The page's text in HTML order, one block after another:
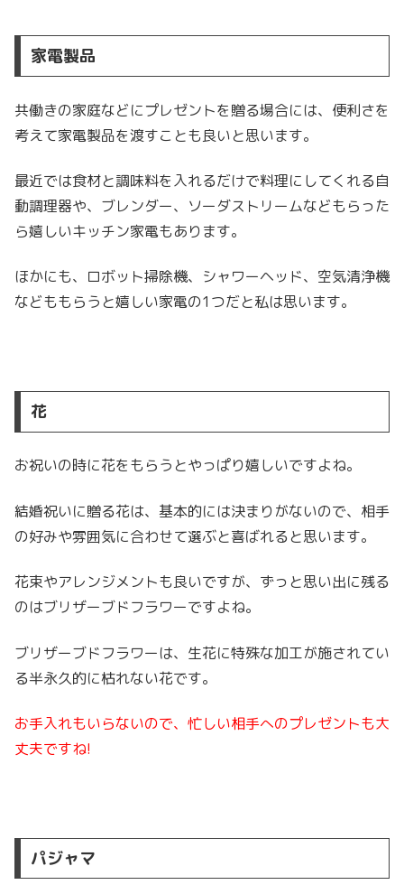
家電製品
共働きの家庭などにプレゼントを贈る場合には、便利さを
考えて家電製品を渡すことも良いと思います。
最近では食材と調味料を入れるだけで料理にしてくれる自
動調理器や、ブレンダー、ソーダストリームなどもらった
ら嬉しいキッチン家電もあります。
ほかにも、ロボット掃除機、シャワーヘッド、空気清浄機
などももらうと嬉しい家電の1つだと私は思います。
花
お祝いの時に花をもらうとやっぱり嬉しいですよね。
結婚祝いに贈る花は、基本的には決まりがないので、相手
の好みや雰囲気に合わせて選ぶと喜ばれると思います。
花束やアレンジメントも良いですが、ずっと思い出に残る
のはブリザーブドフラワーですよね。
ブリザーブドフラワーは、生花に特殊な加工が施されてい
る半永久的に枯れない花です。
お手入れもいらないので、忙しい相手へのプレゼントも大
丈夫ですね!
パジャマ